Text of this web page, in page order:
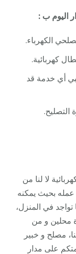
اليوم ب :
الكهرباء.
كهربائية.
نلبي أي خدمة قد
التصليح.
لا لنا من
بحيث يمكنه
في المنزل،
محلين و من
مصلح و خبير
على مدار